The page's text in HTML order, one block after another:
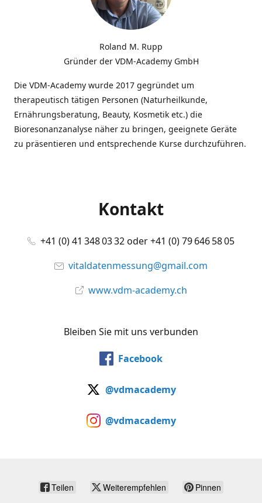
Roland M. Rupp
Gründer der VDM-Academy GmbH
Die VDM-Academy wurde 2017 gegründet um
therapeutisch tätigen Personen (Naturheilkunde,
Ernährungsberatung, Beauty, Kosmetik etc.) die
Bioresonanzanalyse näher zu bringen, geeignete Geräte
zu präsentieren und entsprechende Kurse durchzuführen.
Kontakt
+41 (0) 41 348 03 32 oder +41 (0) 79 646 58 05
vitaldatenmessung@gmail.com
www.vdm-academy.ch
Bleiben Sie mit uns verbunden
Facebook
@vdmacademy
@vdmacademy
Teilen Weiterempfehlen Pinnen